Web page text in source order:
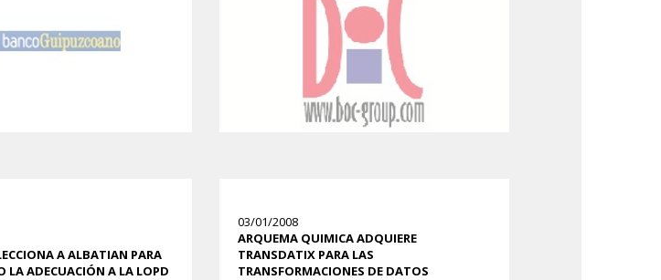
A ALBATIAN PARA
LA ADECUACIÓN A LA LOPD
03/01/2008
ARQUEMA QUIMICA ADQUIERE
TRANSDATIX PARA LAS
TRANSFORMACIONES DE DATOS